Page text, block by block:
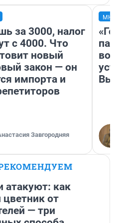
за 3000, налог
с 4000. Что
новый
закон — он
импорта и
Завгородняя
атакуют: как
цветник от
— три